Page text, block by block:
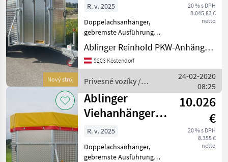
Nový stroj
20 % s DPH
8.045,83 €
netto
R. v. 2025
Doppelachsanhänger,
gebremste Ausführung
Auflaufeinrichtung mit
Kugelkopfkupplung,
Zentralrohrdeichsel
Gummifederachsen mit
verzinktem Achsrohr und R
Ablinger Reinhold PKW-Anhänger und Fahrzeugbau Ges.m.b.H.
5203 Köstendorf
Privesné vozíky /
Ablinger
24-02-2020
08:25
Ablinger
Viehanhänger
AV300T
10.026
€
20 % s DPH
8.355 €
netto
R. v. 2025
Doppelachsanhänger,
gebremste Ausführung